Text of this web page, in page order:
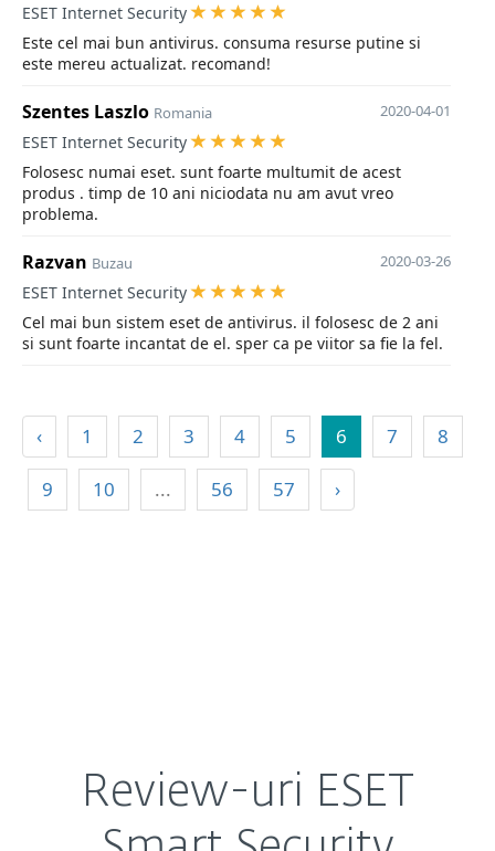
ESET Internet Security
Este cel mai bun antivirus. consuma resurse putine si
este mereu actualizat. recomand!
Szentes Laszlo Romania 2020-04-01
ESET Internet Security
Folosesc numai eset. sunt foarte multumit de acest
produs . timp de 10 ani niciodata nu am avut vreo
problema.
Razvan Buzau 2020-03-26
ESET Internet Security
Cel mai bun sistem eset de antivirus. il folosesc de 2 ani
si sunt foarte incantat de el. sper ca pe viitor sa fie la fel.
‹ 1 2 3 4 5 6 7 8
9 10 ... 56 57 ›
Review-uri ESET